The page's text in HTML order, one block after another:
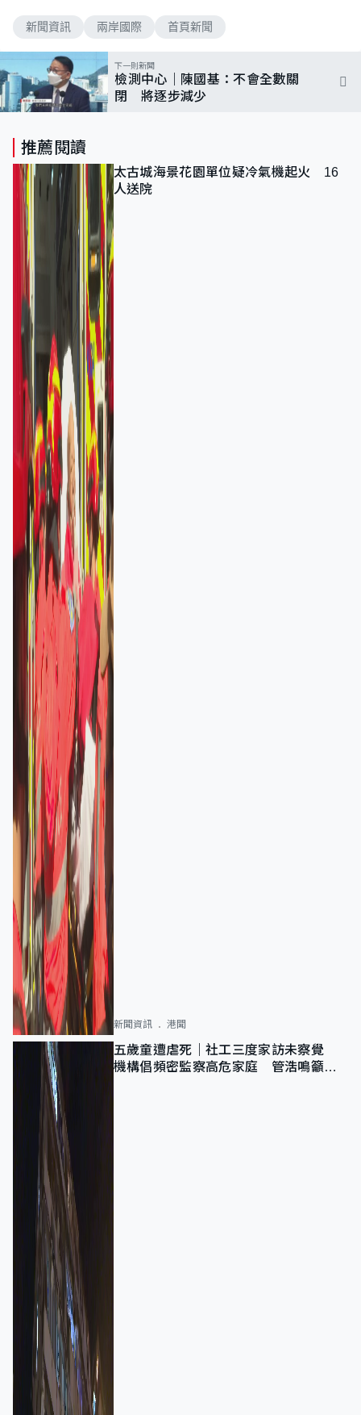
新聞資訊 兩岸國際 首頁新聞
下一則新聞
檢測中心｜陳國基：不會全數關
閉 將逐步減少
推薦閱讀
太古城海景花園單位疑冷氣機起火 16
人送院
新聞資訊 港聞
五歲童遭虐死｜社工三度家訪未察覺
機構倡頻密監察高危家庭 管浩鳴籲加